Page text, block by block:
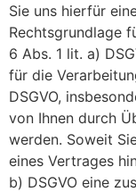
Sie uns hierfür
Rechtsgrundlage
6 Abs. 1 lit. a)
für die
DSGVO,
von Ihnen durch
werden. Soweit
eines Vertrages
b) DSGVO eine